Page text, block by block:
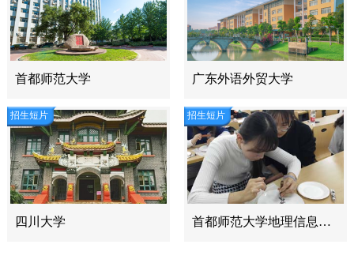
首都师范大学 广东外语外贸大学
招生短片
四川大学
招生短片
首都师范大学地理信息科学学院